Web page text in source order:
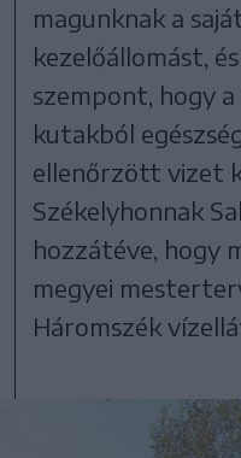
magunknak a
kezelőállomást,
szempont, hogy
kutakból
ellenőrzött vizet
Székelyhonnak
hozzátéve, hogy
megyei
Háromszék